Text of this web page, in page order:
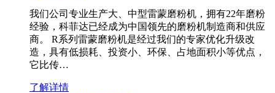
我们公司专业生产大、中型雷蒙磨粉机，拥有22年磨粉
经验，科菲达已经成为中国领先的磨粉机制造商和供应
商。 R系列雷蒙磨粉机是经过我们的专家优化升级改
造，具有低损耗、投资小、环保、占地面积小等优点，
它比传…
了解详情